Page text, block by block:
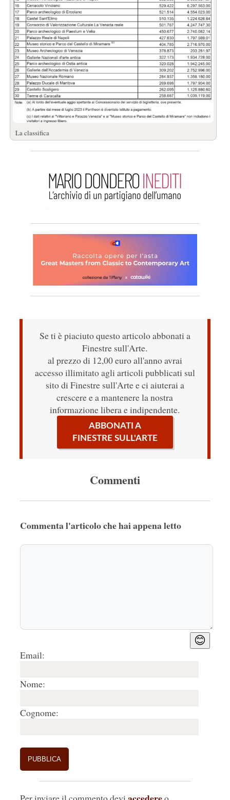
La classifica
Se ti è piaciuto questo articolo abbonati a
Finestre sull'Arte.
al prezzo di 12,00 euro all'anno avrai
accesso illimitato agli articoli pubblicati sul
sito di Finestre sull'Arte e ci aiuterai a
crescere e a mantenere la nostra
informazione libera e indipendente.
ABBONATI A
FINESTRE SULL'ARTE
Commenti
Commenta l'articolo che hai appena letto
😊
Email:
Nome:
Cognome: